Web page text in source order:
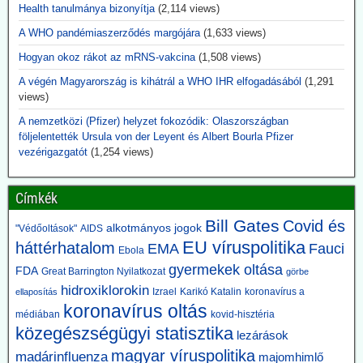
az is kiderül, hogy ezek a laboratóriumok rendkívül veszélyes
kórokozókkal dolgoztak, és az Egyesült Államok biológiai
biztonsági feltételek mellett végzett tevékenységekre képezte ki az
ukrán tudósokat.
Aki eddig ezt szóba hozta, megkapta jelzőjét: Alusipkás
összeesküvés-teoretikus.
2026.06.14. JonFleetwood.com: A CDC csöndben
beismeri, hogy a génszekvenálás önmagában
nem bizonyítja a vírusátvitelt
hogy a génszekvenálás eredményei önmagukban nem tekinthetők
elegendő bizonyítéknak a vírusátvitel mellett, mégha a genomok
Mint tudjuk, az összes korlátozó intézkedés egyedül a PCR-
teszteken nyugodott.
2026.06.12. unorthodoxy.substack.com: Amikor
megváltoztatták a járványos gyermekbénulás
definícióját, hirtelen eltűnt a betegség. Érdekes,
ez pont egybeesett az oltások bevezetésével.
A történet arról szól, hogy mi történt a definícióval 1955-ben, abban
Health tanulmánya bizonyítja (2,114 views)
A WHO pandémiaszerződés margójára (1,633 views)
Hogyan okoz rákot az mRNS-vakcina (1,508 views)
A végén Magyarország is kihátrál a WHO IHR elfogadásából (1,291
views)
A nemzetközi (Pfizer) helyzet fokozódik: Olaszországban
följelentették Ursula von der Leyent és Albert Bourla Pfizer
vezérigazgatót (1,254 views)
Címkék
"Védőoltások" AIDS alkotmányos jogok Bill Gates Covid és
háttérhatalom Ebola EMA EU víruspolitika Fauci
FDA Great Barrington Nyilatkozat gyermekek oltása görbe
ellaposítás hidroxiklorokin Izrael Karikó Katalin koronavírus a
médiában koronavírus oltás kovid-hisztéria
közegészségügyi statisztika lezárások
madárinfluenza magyar víruspolitika majomhimlő